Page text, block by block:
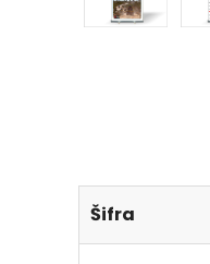
Šifra